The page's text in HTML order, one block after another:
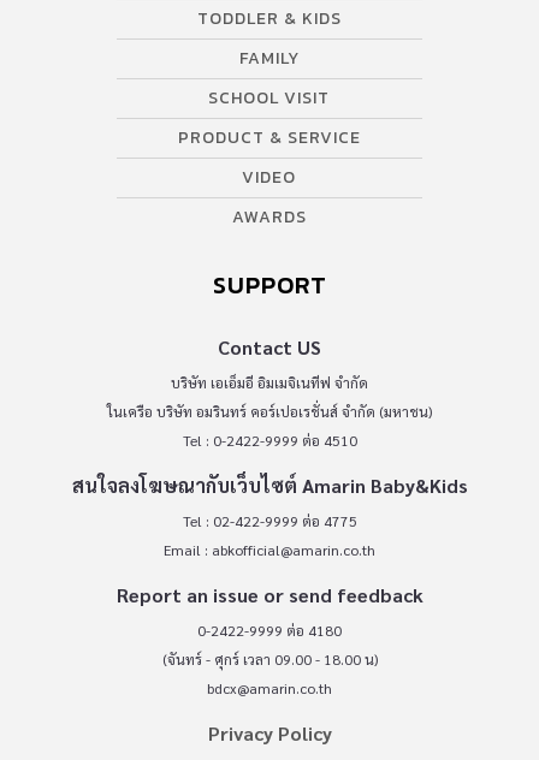
TODDLER & KIDS
FAMILY
SCHOOL VISIT
PRODUCT & SERVICE
VIDEO
AWARDS
SUPPORT
Contact US
บริษัท เอเอ็มอี อิมเมจิเนทีฟ จำกัด
ในเครือ บริษัท อมรินทร์ คอร์เปอเรชั่นส์ จำกัด (มหาชน)
Tel : 0-2422-9999 ต่อ 4510
สนใจลงโฆษณากับเว็บไซต์ Amarin Baby&Kids
Tel : 02-422-9999 ต่อ 4775
Email : abkofficial@amarin.co.th
Report an issue or send feedback
0-2422-9999 ต่อ 4180
(จันทร์ - ศุกร์ เวลา 09.00 - 18.00 น)
bdcx@amarin.co.th
Privacy Policy